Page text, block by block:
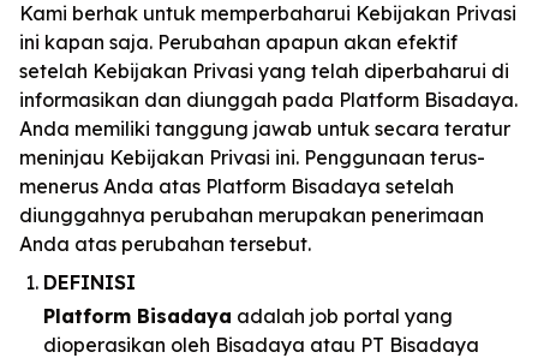
Kami berhak untuk memperbaharui Kebijakan Privasi
ini kapan saja. Perubahan apapun akan efektif
setelah Kebijakan Privasi yang telah diperbaharui di
informasikan dan diunggah pada Platform Bisadaya.
Anda memiliki tanggung jawab untuk secara teratur
meninjau Kebijakan Privasi ini. Penggunaan terus-
menerus Anda atas Platform Bisadaya setelah
diunggahnya perubahan merupakan penerimaan
Anda atas perubahan tersebut.
DEFINISI
Platform Bisadaya adalah job portal yang
dioperasikan oleh Bisadaya atau PT Bisadaya